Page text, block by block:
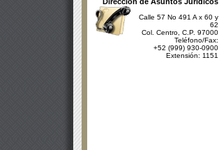
Calle 57 No 491 A x 60 y
62
Col. Centro, C.P. 97000
Teléfono/Fax:
+52 (999) 930-0900
Extensión: 1151